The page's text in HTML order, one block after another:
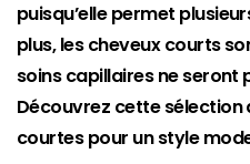
puisqu’elle permet
plus, les cheveux courts
soins capillaires ne seront
Découvrez cette sélection
courtes pour un style